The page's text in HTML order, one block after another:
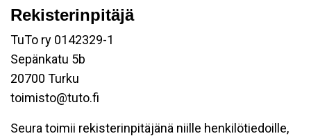
Rekisterinpitäjä
TuTo ry 0142329-1
Sepänkatu 5b
20700 Turku
toimisto@tuto.fi
Seura toimii rekisterinpitäjänä niille henkilötiedoille,